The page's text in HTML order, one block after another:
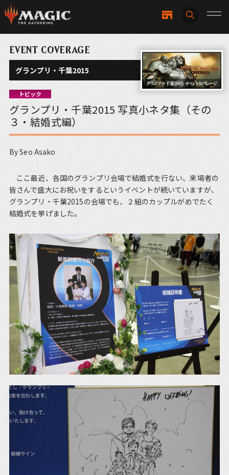
EVENT COVERAGE
グランプリ・千葉2015
トピック
グランプリ・千葉2015 写真小ネタ集（その
３・結婚式編）
By Seo Asako
ここ最近、各国のグランプリ会場で結婚式を行ない、来場者の
皆さんで盛大にお祝いをするというイベントが続いていますが、
グランプリ・千葉2015の会場でも、２組のカップルがめでたく
結婚式を挙げました。